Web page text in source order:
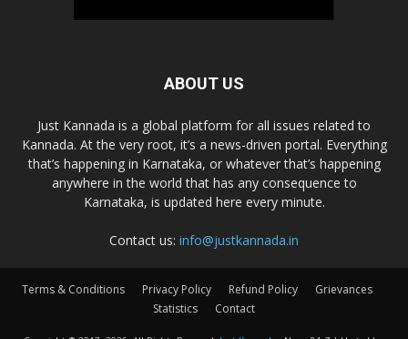
ABOUT US
Just Kannada is a global platform for all issues related to
Kannada. At the very root, it’s a news-driven portal. Everything
that’s happening in Karnataka, or whatever that’s happening
anywhere in the world that has any consequence to
Karnataka, is updated here every minute.
Contact us: info@justkannada.in
Terms & Conditions Privacy Policy Refund Policy
Grievances
Statistics
Contact